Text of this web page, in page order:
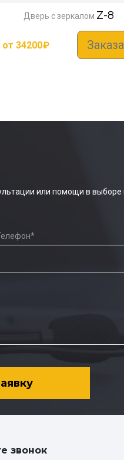
Дверь с зеркалом Z-8
от 34200₽
или помощи в выборе
звонок